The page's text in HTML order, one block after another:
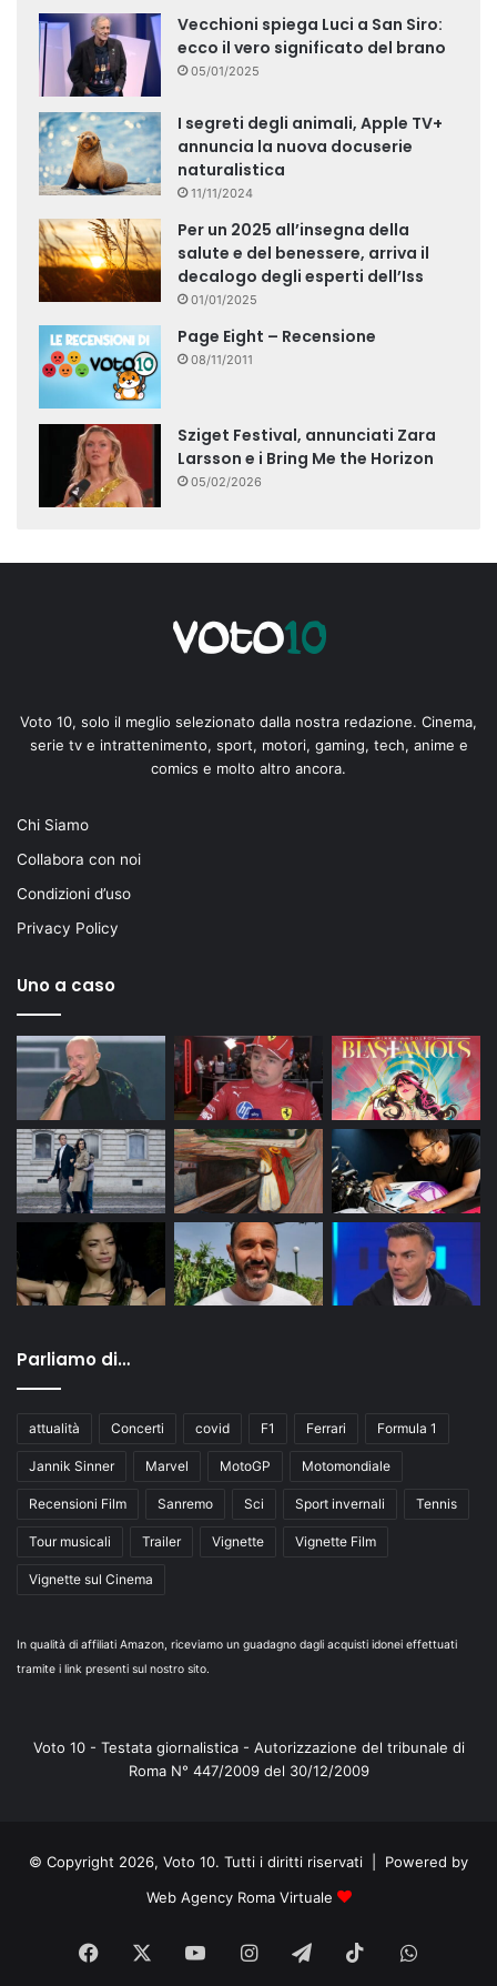
Vecchioni spiega Luci a San Siro:
ecco il vero significato del brano
05/01/2025
I segreti degli animali, Apple TV+
annuncia la nuova docuserie
naturalistica
11/11/2024
Per un 2025 all’insegna della
salute e del benessere, arriva il
decalogo degli esperti dell’Iss
01/01/2025
Page Eight – Recensione
08/11/2011
Sziget Festival, annunciati Zara
Larsson e i Bring Me the Horizon
05/02/2026
Voto 10, solo il meglio selezionato dalla nostra redazione. Cinema,
serie tv e intrattenimento, sport, motori, gaming, tech, anime e
comics e molto altro ancora.
Chi Siamo
Collabora con noi
Condizioni d’uso
Privacy Policy
Uno a caso
Parliamo di…
attualità Concerti covid F1 Ferrari Formula 1
Jannik Sinner Marvel MotoGP Motomondiale
Recensioni Film Sanremo Sci Sport invernali Tennis
Tour musicali Trailer Vignette Vignette Film
Vignette sul Cinema
In qualità di affiliati Amazon, riceviamo un guadagno dagli acquisti idonei effettuati
tramite i link presenti sul nostro sito.
Voto 10 - Testata giornalistica - Autorizzazione del tribunale di
Roma N° 447/2009 del 30/12/2009
© Copyright 2026, Voto 10. Tutti i diritti riservati | Powered by
Web Agency Roma Virtuale
Facebook You Instagram
TelegramTikTok